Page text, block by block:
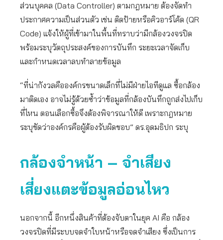
ส่วนบุคคล (Data Controller) ตามกฎหมาย ต้องจัดทำ
ประกาศความเป็นส่วนตัว เช่น ติดป้ายหรือคิวอาร์โค้ด (QR
Code) แจ้งให้ผู้ที่เข้ามาในพื้นที่ทราบว่ามีกล้องวงจรปิด
พร้อมระบุวัตถุประสงค์ของการบันทึก ระยะเวลาจัดเก็บ
และกำหนดเวลาลบทำลายข้อมูล
“ที่น่ากังวลคือองค์กรขนาดเล็กที่ไม่มีฝ่ายไอทีดูแล ซื้อกล้อง
มาติดเอง อาจไม่รู้ด้วยซ้ำว่าข้อมูลที่กล้องบันทึกถูกส่งไปเก็บ
ที่ไหน ตอนเลือกซื้อจึงต้องพิจารณาให้ดี เพราะกฎหมาย
ระบุชัดว่าองค์กรคือผู้ต้องรับผิดชอบ” ดร.อุดมธิปก ระบุ
กล้องจำหน้า – จำเสียง
เสี่ยงแตะข้อมูลอ่อนไหว
นอกจากนี้ อีกหนึ่งสินค้าที่ต้องจับตาในยุค AI คือ กล้อง
วงจรปิดที่มีระบบจดจำใบหน้าหรือจดจำเสียง ซึ่งเป็นการ